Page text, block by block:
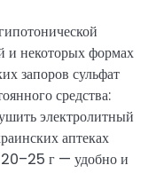
и некоторых формах
запоров сульфат
средства:
электролитный
аптеках
20–25 г — удобно и